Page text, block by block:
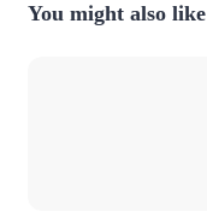
You might also like